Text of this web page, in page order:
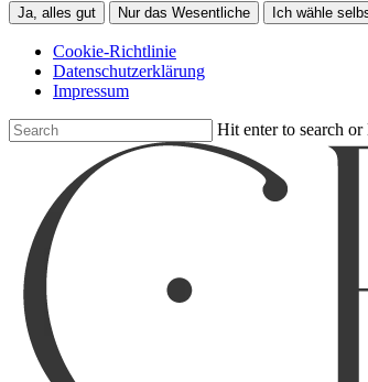
Ja, alles gut Nur das Wesentliche Ich wähle
Cookie-Richtlinie
Datenschutzerklärung
Impressum
Skip
to
Hit enter to search or